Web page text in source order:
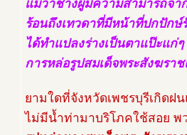
แม้ว่าช่างผู้มีความสามารถจา
ร้อนถึงเทวดาที่มีหน้าที่ปกปักษ์
ได้ทำแปลงร่างเป็นตาแป๊ะแก่
การหล่อรูปสมเด็จพระสังฆรา
ยามใดที่จังหวัดเพชรบุรีเกิด
ไม่มีน้ำท่ามาบริโภคใช้สอย